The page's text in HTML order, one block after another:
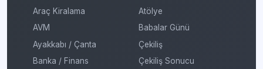
Araç Kiralama
AVM
Ayakkabı / Çanta
Banka / Finans
Atölye
Babalar Günü
Çekiliş
Çekiliş Sonucu